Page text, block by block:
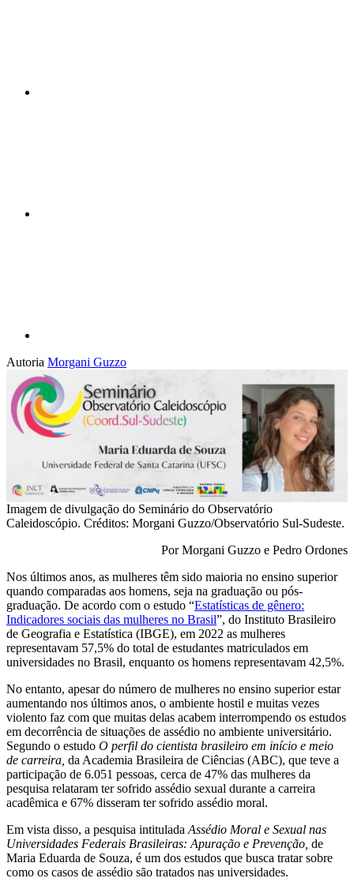
Autoria Morgani Guzzo
Imagem de divulgação do Seminário do Observatório
Caleidoscópio. Créditos: Morgani Guzzo/Observatório Sul-Sudeste.
Por Morgani Guzzo e Pedro Ordones
Nos últimos anos, as mulheres têm sido maioria no ensino superior
quando comparadas aos homens, seja na graduação ou pós-
graduação. De acordo com o estudo “Estatísticas de gênero:
Indicadores sociais das mulheres no Brasil”, do Instituto Brasileiro
de Geografia e Estatística (IBGE), em 2022 as mulheres
representavam 57,5% do total de estudantes matriculados em
universidades no Brasil, enquanto os homens representavam 42,5%.
No entanto, apesar do número de mulheres no ensino superior estar
aumentando nos últimos anos, o ambiente hostil e muitas vezes
violento faz com que muitas delas acabem interrompendo os estudos
em decorrência de situações de assédio no ambiente universitário.
Segundo o estudo O perfil do cientista brasileiro em início e meio
de carreira, da Academia Brasileira de Ciências (ABC), que teve a
participação de 6.051 pessoas, cerca de 47% das mulheres da
pesquisa relataram ter sofrido assédio sexual durante a carreira
acadêmica e 67% disseram ter sofrido assédio moral.
Em vista disso, a pesquisa intitulada Assédio Moral e Sexual nas
Universidades Federais Brasileiras: Apuração e Prevenção, de
Maria Eduarda de Souza, é um dos estudos que busca tratar sobre
como os casos de assédio são tratados nas universidades.